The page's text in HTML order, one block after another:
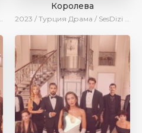
Королева
2023 / Турция Драма / SesDizi / AveTurk